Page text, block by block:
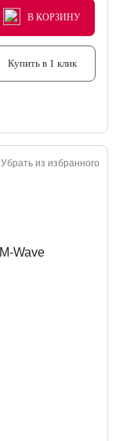
В КОРЗИНУ
В КОРЗИНУ
В КОРЗИНУ
Купить в 1 клик
Убрать из избранного